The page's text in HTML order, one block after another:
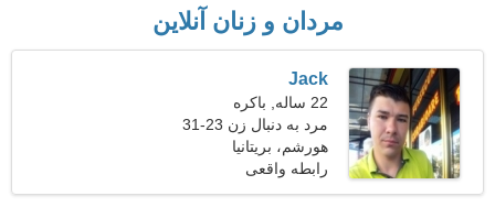
مردان و زنان آنلاین
Jack
22 ساله, باکره
مرد به دنبال زن 23-31
هورشم، بریتانیا
رابطه واقعی